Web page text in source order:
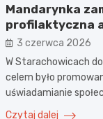
Mandarynka
profilaktyczna
3 czerwca 2026
W Starachowicach
celem było
uświadamianie
Czytaj dalej